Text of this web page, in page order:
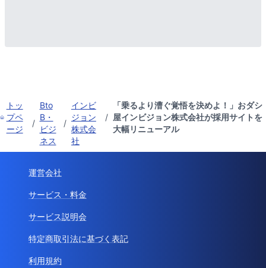
トッ
プペ
ージ
/
Bto
B・
ビジ
ネス
/
インビ
ジョン
株式会
社
/
「乗るより漕ぐ覚悟を決めよ！」おダシ
屋インビジョン株式会社が採用サイトを
大幅リニューアル
運営会社
サービス・料金
サービス説明会
特定商取引法に基づく表記
利用規約